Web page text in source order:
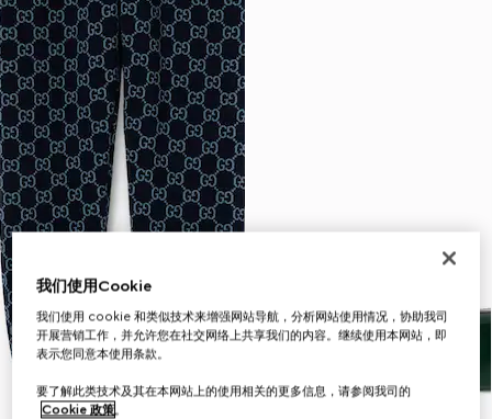
我们使用Cookie
我们使用 cookie 和类似技术来增强网站导航，分析网站使用情况，协助我司
开展营销工作，并允许您在社交网络上共享我们的内容。继续使用本网站，即
表示您同意本使用条款。
要了解此类技术及其在本网站上的使用相关的更多信息，请参阅我司的
Cookie 政策。